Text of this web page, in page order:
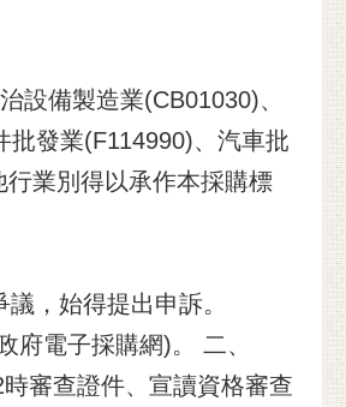
設備製造業(CB01030)、
發業(F114990)、汽車批
業別得以承作本採購標
，始得提出申訴。
電子採購網)。 二、
審查證件、宣讀資格審查